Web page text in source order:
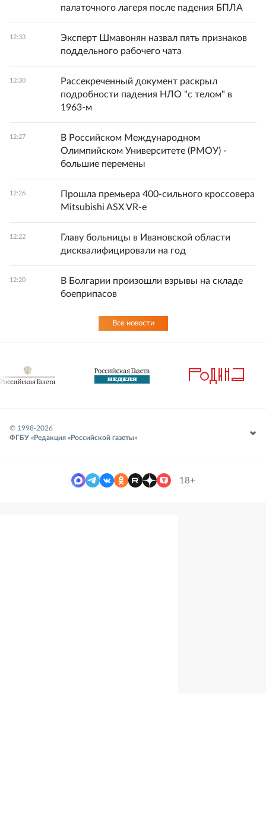
палаточного лагеря после падения БПЛА
12:33
Эксперт Шмавонян назвал пять признаков
поддельного рабочего чата
12:30
Рассекреченный документ раскрыл
подробности падения НЛО "с телом" в
1963-м
12:27
В Российском Международном
Олимпийском Университете (РМОУ) -
большие перемены
12:26
Прошла премьера 400-сильного кроссовера
Mitsubishi ASX VR-e
12:22
Главу больницы в Ивановской области
дисквалифицировали на год
12:20
В Болгарии произошли взрывы на складе
боеприпасов
Все новости
© 1998-2026
ФГБУ «Редакция «Российской газеты»
18+